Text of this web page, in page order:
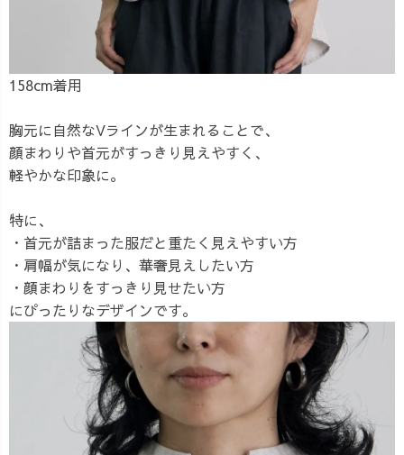
158cm着用
胸元に自然なVラインが生まれることで、
顔まわりや首元がすっきり見えやすく、
軽やかな印象に。
特に、
・首元が詰まった服だと重たく見えやすい方
・肩幅が気になり、華奢見えしたい方
・顔まわりをすっきり見せたい方
にぴったりなデザインです。